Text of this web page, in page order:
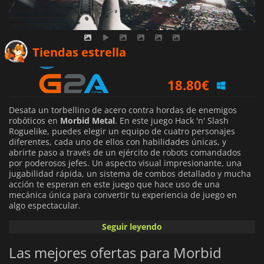
Tiendas estrella
18.80€
19.18€
Desata un torbellino de acero contra hordas de enemigos
robóticos en Morbid Metal. En este juego Hack 'n' Slash
Roguelike, puedes elegir un equipo de cuatro personajes
diferentes, cada uno de ellos con habilidades únicas, y
abrirte paso a través de un ejército de robots comandados
por poderosos jefes. Un aspecto visual impresionante, una
jugabilidad rápida, un sistema de combos detallado y mucha
acción te esperan en este juego que hace uso de una
mecánica única para convertir tu experiencia de juego en
algo espectacular.
, puedes cambiar entre cualquiera de tus
conjunto de movimientos, habilidades definitivas y armas
diferentes, y la posibilidad de combinarlos todos con sólo
Seguir leyendo
Las mejores ofertas para Morbid